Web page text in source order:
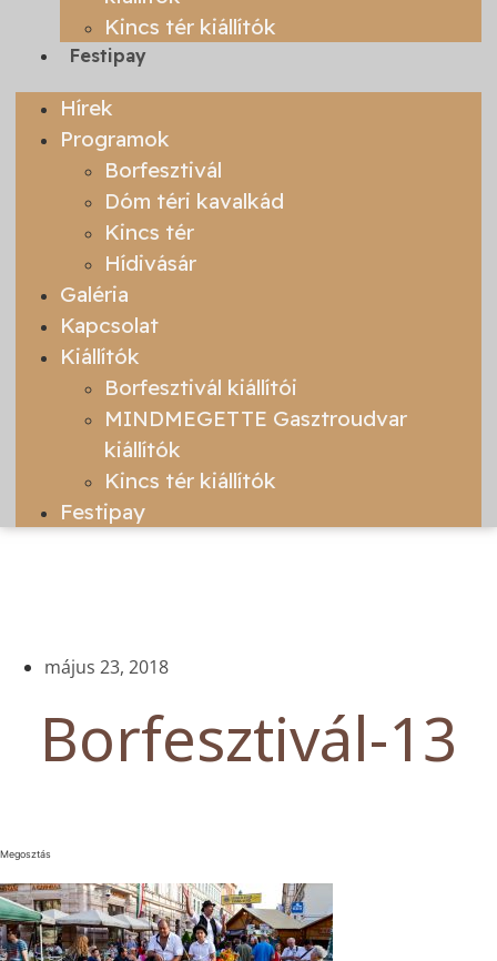
Kincs tér kiállítók
Festipay
Hírek
Programok
Borfesztivál
Dóm téri kavalkád
Kincs tér
Hídivásár
Galéria
Kapcsolat
Kiállítók
Borfesztivál kiállítói
MINDMEGETTE Gasztroudvar
kiállítók
Kincs tér kiállítók
Festipay
május 23, 2018
Borfesztivál-13
Megosztás